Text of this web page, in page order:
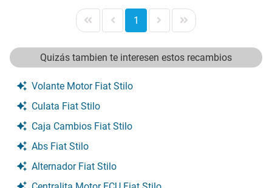
1
Quizás tambien te interesen estos recambios
Volante Motor Fiat Stilo
Culata Fiat Stilo
Caja Cambios Fiat Stilo
Abs Fiat Stilo
Alternador Fiat Stilo